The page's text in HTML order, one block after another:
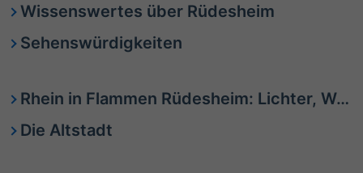
Wissenswertes über Rüdesheim
Sehenswürdigkeiten
Rhein in Flammen Rüdesheim: Lichter, Wein & Rheinromantik hautnah erleben
Die Altstadt